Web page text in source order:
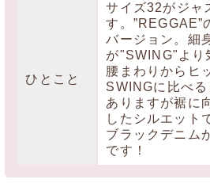
ひとこと
サイズ32がジャ
す。”REGGAE”
バージョン。細
が"SWING"より
腰まわりからヒ
SWINGに比べ
ありますが裾に
したシルエット
ブラックデニム
です！